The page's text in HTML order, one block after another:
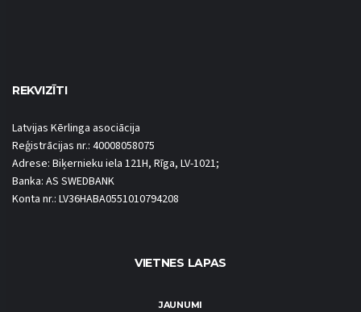
REKVIZĪTI
Latvijas Kērlinga asociācija
Reģistrācijas nr.: 40008058075
Adrese: Biķernieku iela 121H, Rīga, LV-1021;
Banka: AS SWEDBANK
Konta nr.: LV36HABA0551010794208
VIETNES LAPAS
JAUNUMI